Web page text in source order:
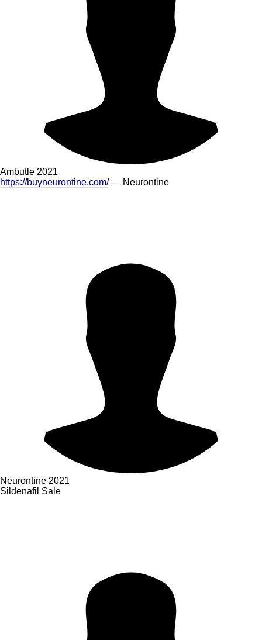
Ambutle 2021
https://buyneurontine.com/— Neurontine
Neurontine 2021
Sildenafil Sale